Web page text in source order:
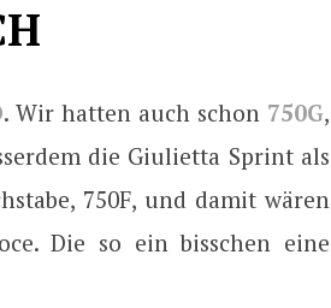
. Wir hatten auch schon 750G,
die Giulietta Sprint als
750F, und damit wären
Die so ein bisschen eine